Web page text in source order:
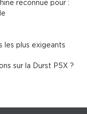
reconnue pour :
les plus exigeants
sur la Durst P5X ?